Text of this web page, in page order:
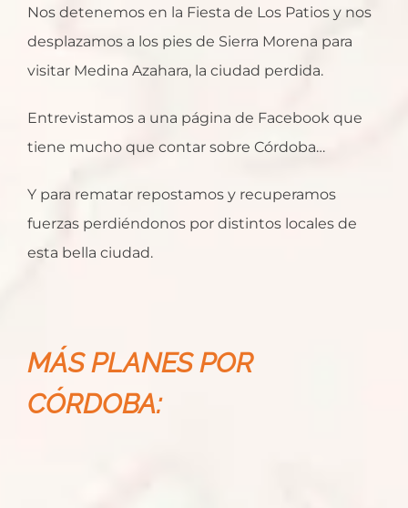
Nos detenemos en la Fiesta de Los Patios y nos
desplazamos a los pies de Sierra Morena para
visitar Medina Azahara, la ciudad perdida.
Entrevistamos a una página de Facebook que
tiene mucho que contar sobre Córdoba…
Y para rematar repostamos y recuperamos
fuerzas perdiéndonos por distintos locales de
esta bella ciudad.
MÁS PLANES POR
CÓRDOBA: